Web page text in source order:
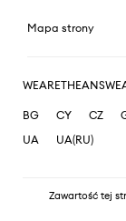
Mapa strony
BG CY CZ
UA
UA(RU)
Zawartość tej